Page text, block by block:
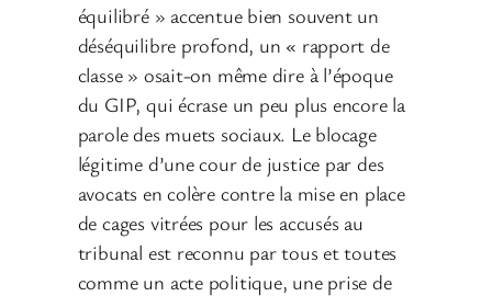
équilibré » accentue bien souvent un
déséquilibre profond, un « rapport de
classe » osait-on même dire à l’époque
du GIP, qui écrase un peu plus encore la
parole des muets sociaux. Le blocage
légitime d’une cour de justice par des
avocats en colère contre la mise en place
de cages vitrées pour les accusés au
tribunal est reconnu par tous et toutes
comme un acte politique, une prise de